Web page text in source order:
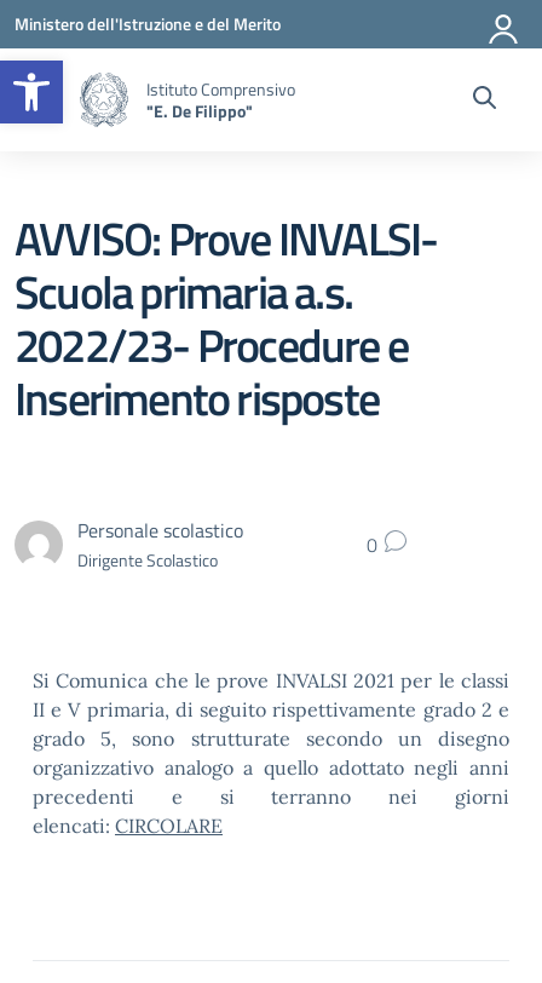
Apri la barra degli strumenti
Vai ai contenuti
Vai al menu di navigazione
Vai al footer
Ministero dell'Istruzione e del Merito
Istituto Comprensivo
"E. De Filippo"
AVVISO: Prove INVALSI-
Scuola primaria a.s.
2022/23- Procedure e
Inserimento risposte
Personale scolastico
Dirigente Scolastico 0
Si Comunica che le prove INVALSI 2021 per le classi
II e V primaria, di seguito rispettivamente grado 2 e
grado 5, sono strutturate secondo un disegno
organizzativo analogo a quello adottato negli anni
precedenti e si terranno nei giorni
elencati: CIRCOLARE